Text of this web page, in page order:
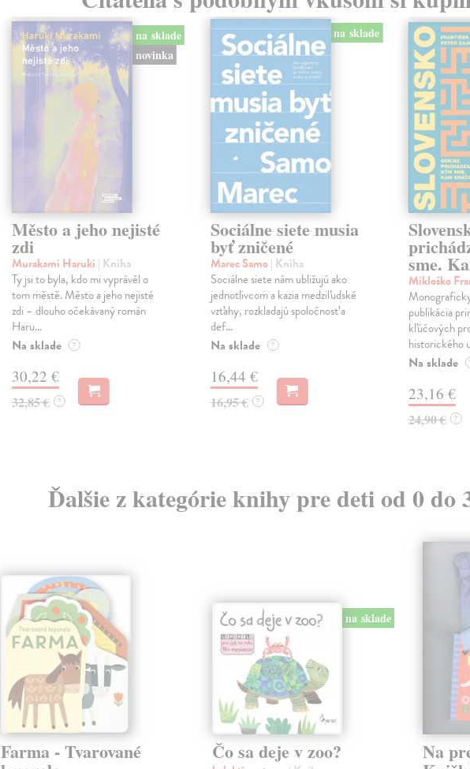
na sklade
novinka
Město a jeho nejisté
zdi
Murakami Haruki | Kniha
Ty jsi to byla, kdo mi vyprávěl o
tom městě. Město a jeho nejisté
zdi – dlouho očekávaný román
Haru...
Na sklade ?
30,22 €
32,85 € ?
na sklade
Sociálne siete musia
byť zničené
Marec Samo| Kniha
Sociálne siete nám ubližujú ako
jednotlivcom a kazia medziľudské
vzťahy, rozkladajú spoločnosť a
def...
Na sklade ?
16,44 €
16,95 € ?
sme.
Mikloško
publikácia
kľúčových
historického
Na sklade
23,16 €
24,90 € ?
Ďalšie z kategórie knihy pre deti od 0 do
Farma - Tvarované
na sklade
Čo sa deje v zoo? Na